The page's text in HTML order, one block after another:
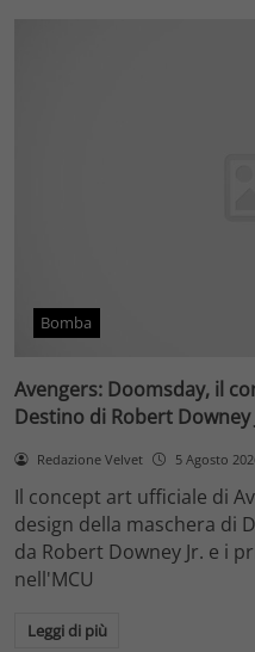
Bomba
Avengers: Doomsday, il
Destino di Robert Downey
Redazione Velvet 5 Agosto
Il concept art ufficiale di
design della maschera di
da Robert Downey Jr. e i
nell'MCU
Leggi di più